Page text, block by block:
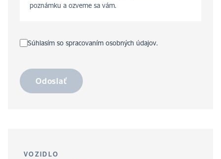
poznámku a ozveme sa vám.
Súhlasím so spracovaním osobných údajov.
Odoslať
VOZIDLO